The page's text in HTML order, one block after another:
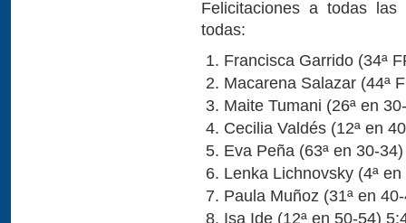
Felicitaciones a todas
todas:
Francisca Garrido (34ª
Macarena Salazar (44ª
Maite Tumani (26ª en
Cecilia Valdés (12ª en
Eva Peña (63ª en 30-
Lenka Lichnovsky (4ª
Paula Muñoz (31ª en
Isa Ide (12ª en 50-54)